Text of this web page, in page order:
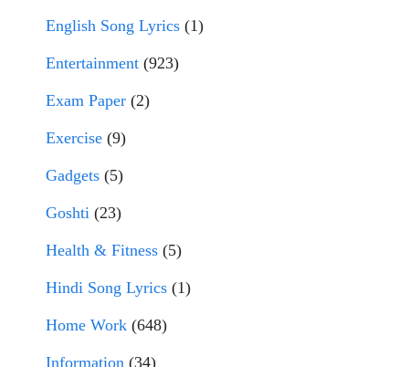
English Song Lyrics (1)
Entertainment (923)
Exam Paper (2)
Exercise (9)
Gadgets (5)
Goshti (23)
Health & Fitness (5)
Hindi Song Lyrics (1)
Home Work (648)
Information (34)